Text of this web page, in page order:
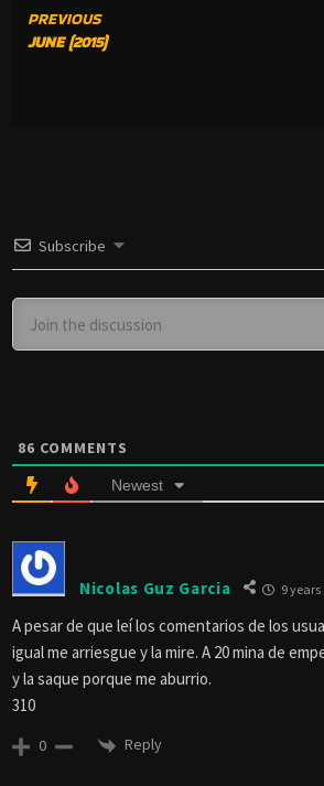
CONTINUE
READING
PREVIOUS
JUNE (2015)
Subscribe
86 COMMENTS
Newest
Nicolas Guz Garcia 9 years
A pesar de que leí los comentarios de los
igual me arriesgue y la mire. A 20 mina de
y la saque porque me aburrio.
310
0 Reply